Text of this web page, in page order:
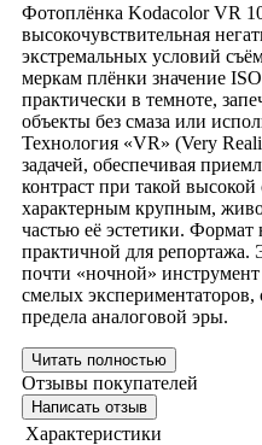
Фотоплёнка Kodacolor VR
высокочувствительная
экстремальных условий
меркам плёнки значение
практически в темноте,
объекты без смаза или
Технология «VR» (Very
задачей, обеспечивая
контраст при такой высокой
характерным крупным,
частью её эстетики. Формат
практичной для
почти «ночной»
смелых экспериментаторов,
предела аналоговой эры.
Читать полностью
Отзывы покупателей
Написать отзыв
Характеристики